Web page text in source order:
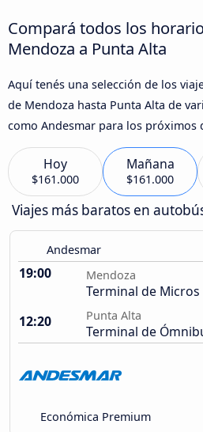
Compará todos los
Mendoza a Punta Alta
Aquí tenés una selección de los
de Mendoza hasta Punta Alta de
como Andesmar para los próximos
Hoy
$161.000
Mañana
$161.000
Viajes más baratos en
Andesmar
19:00 Mendoza
Terminal de Micros
12:20
Punta Alta
Terminal de
Económica Premium